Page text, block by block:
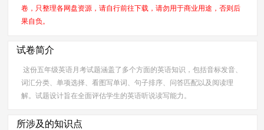
卷，只整理各网盘资源，请自行前往下载，请勿用于商业用途，否则后
果自负。
试卷简介
这份五年级英语月考试题涵盖了多个方面的英语知识，包括音标发音、
词汇分类、单项选择、看图写单词、句子排序、问答匹配以及阅读理
解。试题设计旨在全面评估学生的英语听说读写能力。
所涉及的知识点